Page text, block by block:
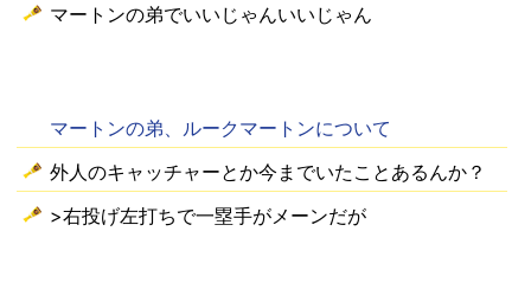
マートンの弟でいいじゃんいいじゃん
マートンの弟、ルークマートンについて
外人のキャッチャーとか今までいたことあるんか？
>右投げ左打ちで一塁手がメーンだが